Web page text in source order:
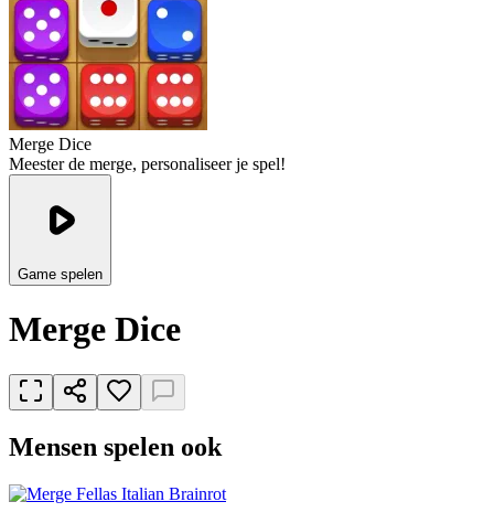
Merge Dice
Meester de merge, personaliseer je spel!
Game spelen
Merge Dice
Mensen spelen ook